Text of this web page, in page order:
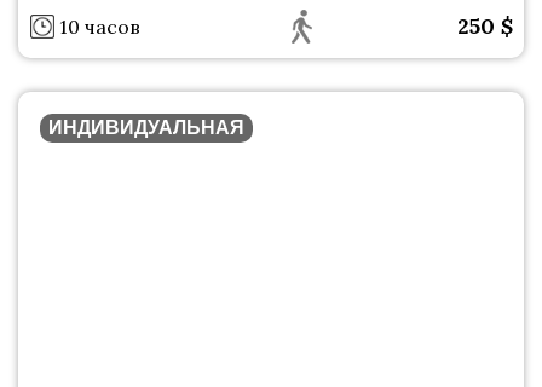
10 часов 250 $
ИНДИВИДУАЛЬНАЯ